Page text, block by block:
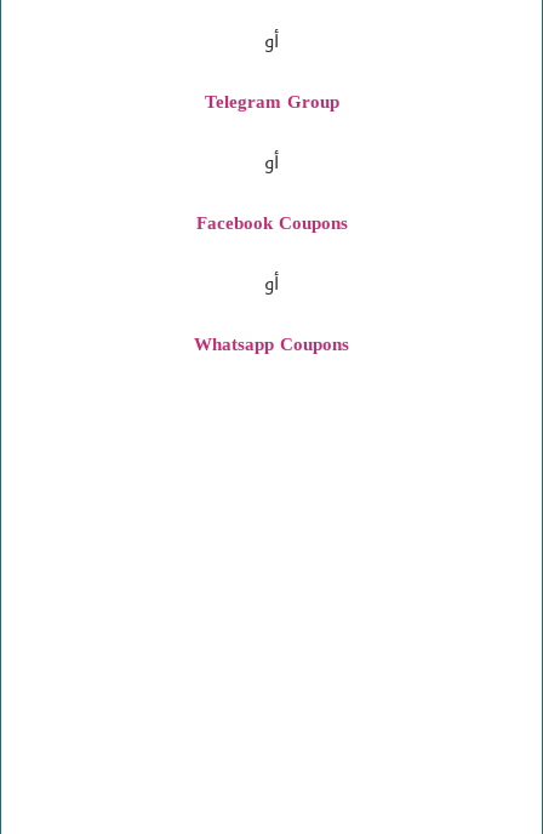
أو
Telegram Group
أو
Facebook Coupons
أو
Whatsapp Coupons